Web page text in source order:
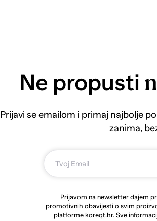
Ne propusti
Prijavi se emailom i primaj najbolje
zanima,
Prijavom na newsletter dajem
promotivnih obavijesti o svim
platforme koreqt.hr. Sve